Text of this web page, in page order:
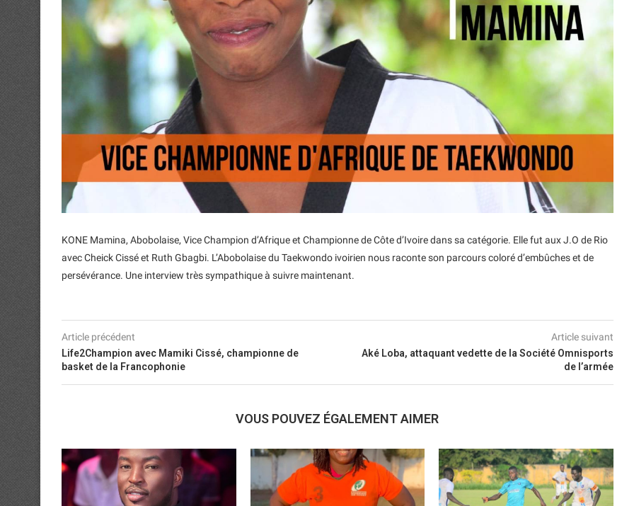
KONE Mamina, Abobolaise, Vice Champion d’Afrique et Championne de Côte d’Ivoire dans sa catégorie. Elle fut aux J.O de Rio
avec Cheick Cissé et Ruth Gbagbi. L’Abobolaise du Taekwondo ivoirien nous raconte son parcours coloré d’embûches et de
persévérance. Une interview très sympathique à suivre maintenant.
Article précédent
Life2Champion avec Mamiki Cissé, championne de
basket de la Francophonie
Article suivant
Aké Loba, attaquant vedette de la Société Omnisports
de l’armée
VOUS POUVEZ ÉGALEMENT AIMER